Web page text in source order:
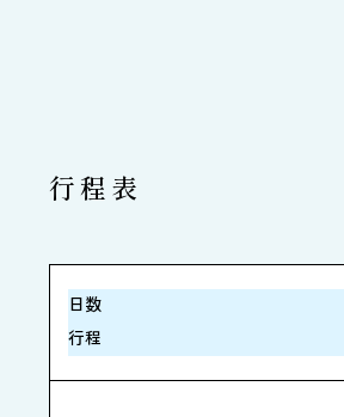
行程表
日数
行程